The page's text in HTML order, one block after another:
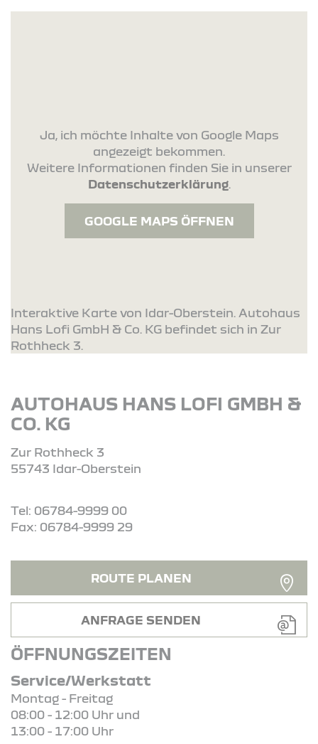
Ja, ich möchte Inhalte von Google Maps
angezeigt bekommen.
Weitere Informationen finden Sie in unserer
Datenschutzerklärung.
GOOGLE MAPS ÖFFNEN
Interaktive Karte von Idar-Oberstein. Autohaus
Hans Lofi GmbH & Co. KG befindet sich in Zur
Rothheck 3.
AUTOHAUS HANS LOFI GMBH &
CO. KG
Zur Rothheck 3
55743 Idar-Oberstein
Tel: 06784-9999 00
Fax: 06784-9999 29
ROUTE PLANEN
ANFRAGE SENDEN
ÖFFNUNGSZEITEN
Service/Werkstatt
Montag - Freitag
08:00 - 12:00 Uhr und
13:00 - 17:00 Uhr